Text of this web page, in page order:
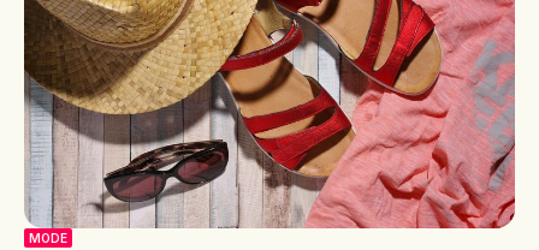
MODE